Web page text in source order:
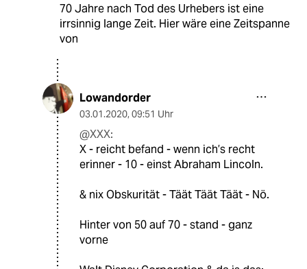
70 Jahre nach Tod des Urhebers ist eine
irrsinnig lange Zeit. Hier wäre eine Zeitspanne
von
Lowandorder
03.01.2020, 09:51 Uhr
@XXX:
X - reicht befand - wenn ich’s recht
erinner - 10 - einst Abraham Lincoln.
& nix Obskurität - Täät Täät Täät - Nö.
Hinter von 50 auf 70 - stand - ganz
vorne